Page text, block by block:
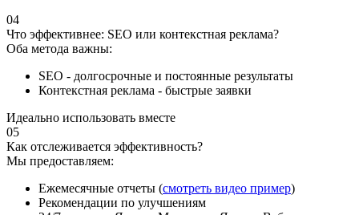
04
Что эффективнее: SEO или контекстная реклама?
Оба метода важны:
SEO - долгосрочные и постоянные результаты
Контекстная реклама - быстрые заявки
Идеально использовать вместе
05
Как отслеживается эффективность?
Мы предоставляем:
Ежемесячные отчеты (смотреть видео пример)
Рекомендации по улучшениям